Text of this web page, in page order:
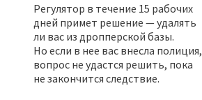
Регулятор в течение 15 рабочих
дней примет решение — удалять
ли вас из дропперской базы.
Но если в нее вас внесла полиция,
вопрос не удастся решить, пока
не закончится следствие.